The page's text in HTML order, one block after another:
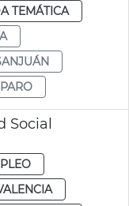
TEMÁTICA
PARO
Social